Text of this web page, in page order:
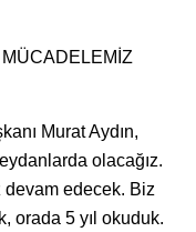
Murat Aydın,
olacağız.
devam edecek. Biz
orada 5 yıl okuduk.